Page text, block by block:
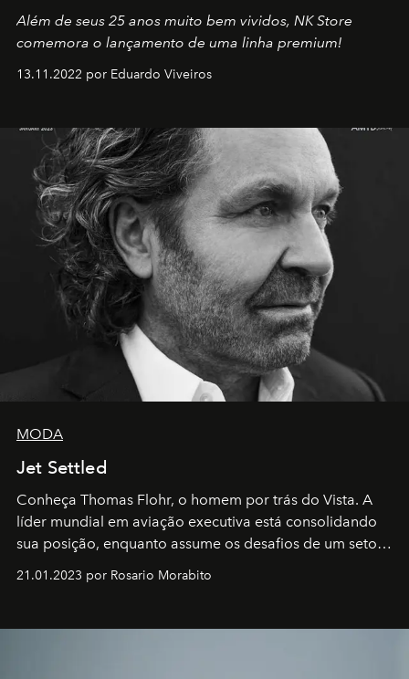
Além de seus 25 anos muito bem vividos, NK Store
comemora o lançamento de uma linha premium!
13.11.2022 por Eduardo Viveiros
MODA
Jet Settled
Conheça Thomas Flohr, o homem por trás do Vista. A
líder mundial em aviação executiva está consolidando
sua posição, enquanto assume os desafios de um setor
21.01.2023 por Rosario Morabito